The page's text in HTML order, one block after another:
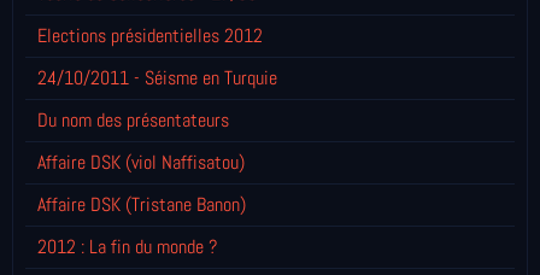
Elections présidentielles 2012
24/10/2011 - Séisme en Turquie
Du nom des présentateurs
Affaire DSK (viol Naffisatou)
Affaire DSK (Tristane Banon)
2012 : La fin du monde ?